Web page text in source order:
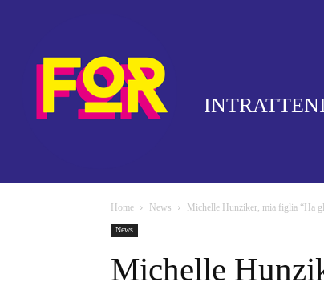
Home News Michelle Hunziker, mia figlia “Ha
News
Michelle